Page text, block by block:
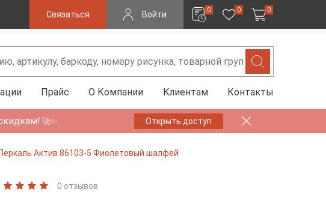
Связаться Войти 0 0 0
Прайс О Компании Клиентам Контакты
🚀✨ Открыть доступ
Перкаль Актив 86103-5 Фиолетовый шалфей
0 отзывов